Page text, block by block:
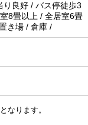
良好 / バス停徒歩3
8畳以上 / 全居室6畳
き場 / 倉庫 /
なります。